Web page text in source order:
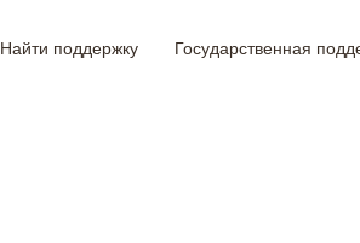
Найти поддержку Государственная